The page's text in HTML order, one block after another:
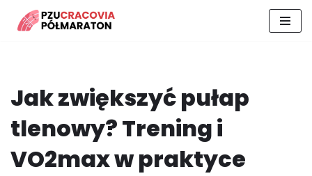
Jak zwiększyć pułap
tlenowy? Trening i
VO2max w praktyce